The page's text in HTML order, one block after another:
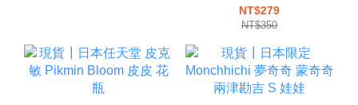
皮 吊飾
NT$279
NT$350